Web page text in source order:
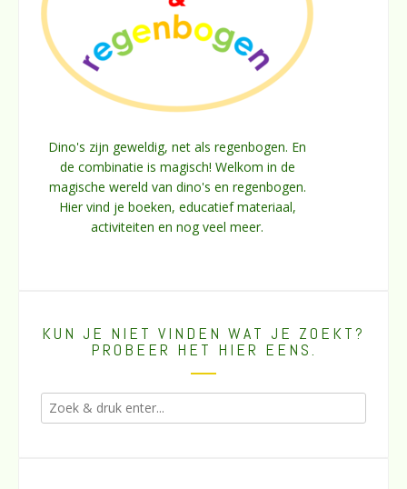
Dino's zijn geweldig, net als regenbogen. En
de combinatie is magisch! Welkom in de
magische wereld van dino's en regenbogen.
Hier vind je boeken, educatief materiaal,
activiteiten en nog veel meer.
KUN JE NIET VINDEN WAT JE ZOEKT?
PROBEER HET HIER EENS.